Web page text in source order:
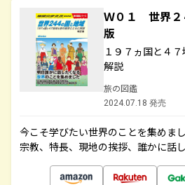
Ｗ０１ 世界
版
１９７ヵ国と４
解説
旅の図鑑
2024.07.18 発売
今こそ学びたい世界のことを集めま
宗教、特長、現地の挨拶、誰かに話